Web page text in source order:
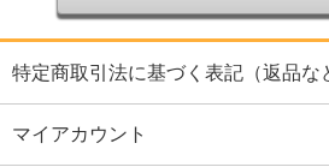
特定商取引法に基づく表記（返品な
マイアカウント